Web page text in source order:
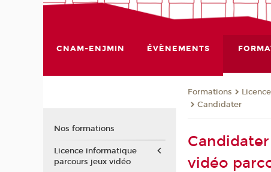
CNAM-ENJMIN ÉVÈNEMENTS
Formations
Candidater
vidéo
Nos formations
Licence informatique
parcours jeux vidéo